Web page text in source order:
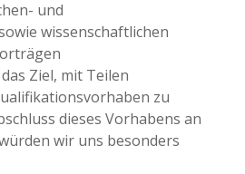
und
wissenschaftlichen
Ziel, mit Teilen
zu
dieses Vorhabens an
wir uns besonders